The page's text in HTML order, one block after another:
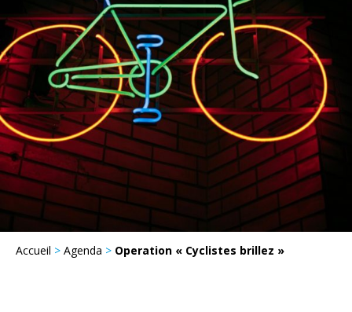
Accueil > Agenda > Operation « Cyclistes brillez »